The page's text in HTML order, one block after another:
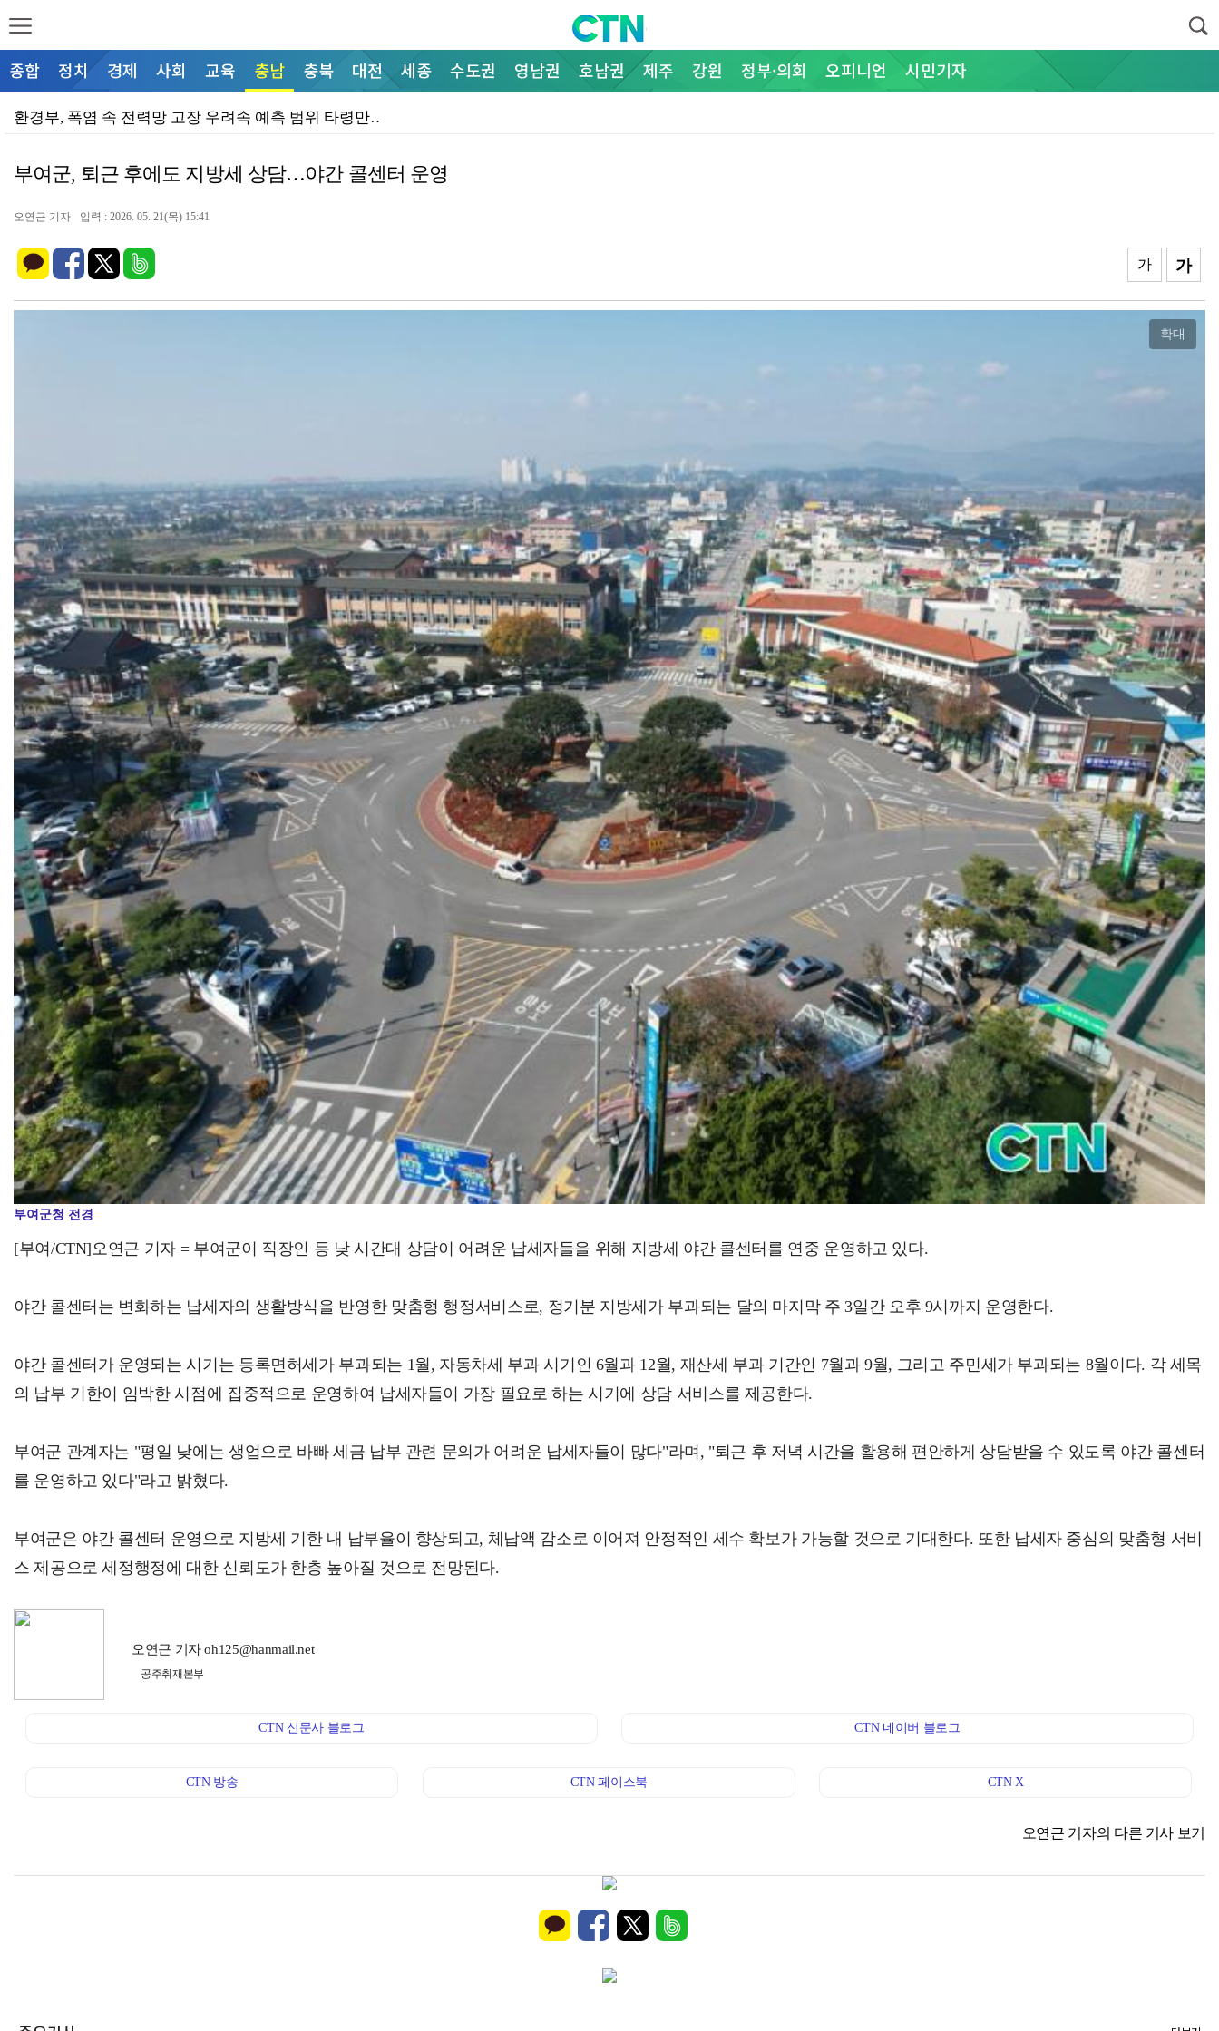
종합 정치 경제 사회 교육 충남 충북 대전 세종 수도권 영남권 호남권 제주 강원 정부·의회 오피니언 시민기자
환경부, 폭염 속 전력망 고장 우려속 예측 범위 타령만…
산업부, 이제야 통합 플랫폼 타령?
농식품부, 외국인 노동자 온열질환 속출에 인포그래픽 홍…
"누구나, 언제든 환영"… 서산시자원봉사센터, 신규 봉…
농용수 말라가는데 지자체는 읍면동 행정력 전달 타령
부여군, 퇴근 후에도 지방세 상담…야간 콜센터 운영
오연근 기자 입력 : 2026. 05. 21(목) 15:41
가
가
확대
부여군청 전경
[부여/CTN]오연근 기자 = 부여군이 직장인 등 낮 시간대 상담이 어려운 납세자들을 위해 지방세 야간 콜센터를 연중 운영하고 있다.
야간 콜센터는 변화하는 납세자의 생활방식을 반영한 맞춤형 행정서비스로, 정기분 지방세가 부과되는 달의 마지막 주 3일간 오후 9시까지 운영한다.
야간 콜센터가 운영되는 시기는 등록면허세가 부과되는 1월, 자동차세 부과 시기인 6월과 12월, 재산세 부과 기간인 7월과 9월, 그리고 주민세가 부과되는 8월이다. 각 세목
의 납부 기한이 임박한 시점에 집중적으로 운영하여 납세자들이 가장 필요로 하는 시기에 상담 서비스를 제공한다.
부여군 관계자는 "평일 낮에는 생업으로 바빠 세금 납부 관련 문의가 어려운 납세자들이 많다"라며, "퇴근 후 저녁 시간을 활용해 편안하게 상담받을 수 있도록 야간 콜센터
를 운영하고 있다"라고 밝혔다.
부여군은 야간 콜센터 운영으로 지방세 기한 내 납부율이 향상되고, 체납액 감소로 이어져 안정적인 세수 확보가 가능할 것으로 기대한다. 또한 납세자 중심의 맞춤형 서비
스 제공으로 세정행정에 대한 신뢰도가 한층 높아질 것으로 전망된다.
오연근 기자 oh125@hanmail.net
공주취재본부
CTN 신문사 블로그 CTN 네이버 블로그
CTN 방송 CTN 페이스북 CTN X
오연근 기자의 다른 기사 보기